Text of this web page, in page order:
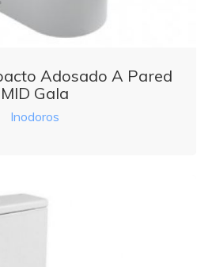
Adosado A Pared
MID Gala
Inodoros